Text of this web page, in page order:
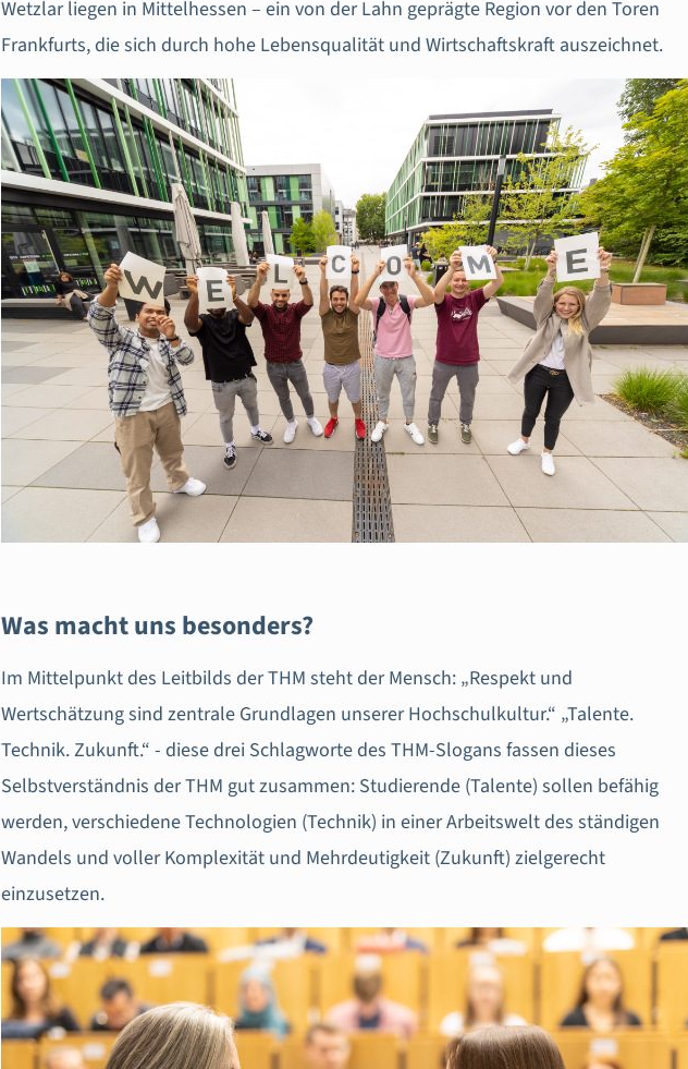
Wetzlar liegen in Mittelhessen – ein von der Lahn geprägte Region vor den Toren
Frankfurts, die sich durch hohe Lebensqualität und Wirtschaftskraft auszeichnet.
Was macht uns besonders?
Im Mittelpunkt des Leitbilds der THM steht der Mensch: „Respekt und
Wertschätzung sind zentrale Grundlagen unserer Hochschulkultur.“ „Talente.
Technik. Zukunft.“ - diese drei Schlagworte des THM-Slogans fassen dieses
Selbstverständnis der THM gut zusammen: Studierende (Talente) sollen befähig
werden, verschiedene Technologien (Technik) in einer Arbeitswelt des ständigen
Wandels und voller Komplexität und Mehrdeutigkeit (Zukunft) zielgerecht
einzusetzen.